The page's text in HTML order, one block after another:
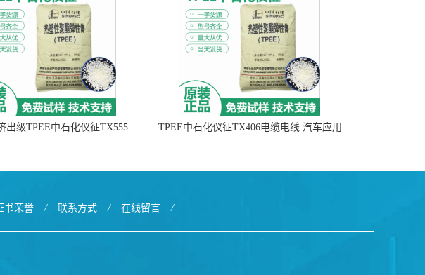
出级TPEE中石化仪征TX555 TPEE中石化仪征TX406电缆电线 汽车应用
书荣誉 / 联系方式 / 在线留言 /